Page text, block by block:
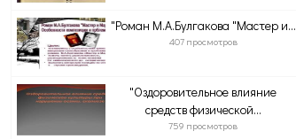
"Роман М.А.Булгакова "Мастер и...
407 просмотров
"Оздоровительное влияние
средств физической...
759 просмотров